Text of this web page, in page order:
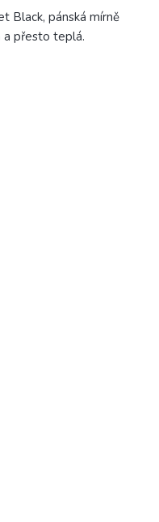
Black, pánská mírně
a přesto teplá.